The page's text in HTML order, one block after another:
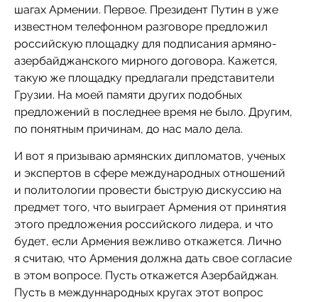
шагах Армении. Первое. Президент Путин в уже
известном телефонном разговоре предложил
российскую площадку для подписания армяно-
азербайджанского мирного договора. Кажется,
такую же площадку предлагали представители
Грузии. На моей памяти других подобных
предложений в последнее время не было. Другим,
по понятным причинам, до нас мало дела.
И вот я призываю армянских дипломатов, ученых
и экспертов в сфере международных отношений
и политологии провести быструю дискуссию на
предмет того, что выиграет Армения от принятия
этого предложения российского лидера, и что
будет, если Армения вежливо откажется. Лично
я считаю, что Армения должна дать свое согласие
в этом вопросе. Пусть откажется Азербайджан.
Пусть в междуннародных кругах этот вопрос